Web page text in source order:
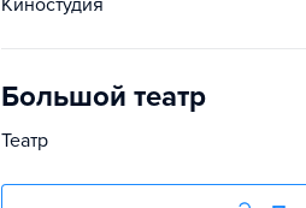
Киностудия
Большой театр
Театр